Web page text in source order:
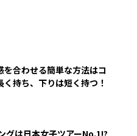
を合わせる簡単な方法はコ
持ち、下りは短く持つ！
グは日本女子ツアーNo.1!?